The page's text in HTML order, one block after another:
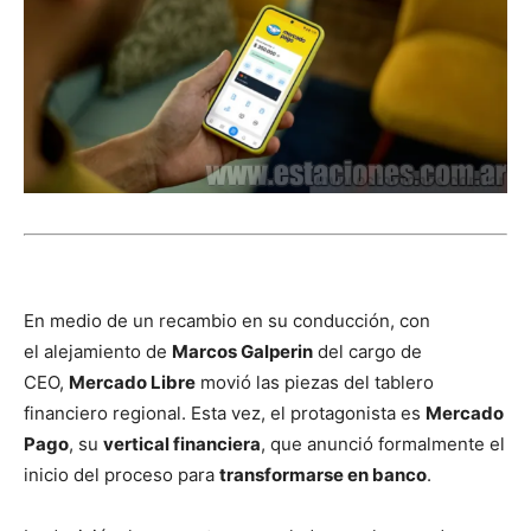
En medio de un recambio en su conducción, con
el alejamiento de Marcos Galperin del cargo de
CEO, Mercado Libre movió las piezas del tablero
financiero regional. Esta vez, el protagonista es Mercado
Pago, su vertical financiera, que anunció formalmente el
inicio del proceso para transformarse en banco.